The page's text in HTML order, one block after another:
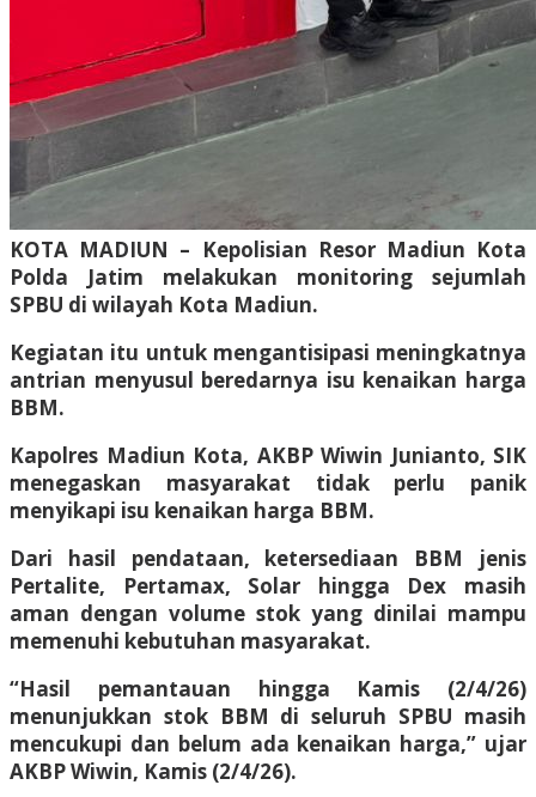
KOTA MADIUN – Kepolisian Resor Madiun Kota
Polda Jatim melakukan monitoring sejumlah
SPBU di wilayah Kota Madiun.
Kegiatan itu untuk mengantisipasi meningkatnya
antrian menyusul beredarnya isu kenaikan harga
BBM.
Kapolres Madiun Kota, AKBP Wiwin Junianto, SIK
menegaskan masyarakat tidak perlu panik
menyikapi isu kenaikan harga BBM.
Dari hasil pendataan, ketersediaan BBM jenis
Pertalite, Pertamax, Solar hingga Dex masih
aman dengan volume stok yang dinilai mampu
memenuhi kebutuhan masyarakat.
“Hasil pemantauan hingga Kamis (2/4/26)
menunjukkan stok BBM di seluruh SPBU masih
mencukupi dan belum ada kenaikan harga,” ujar
AKBP Wiwin, Kamis (2/4/26).